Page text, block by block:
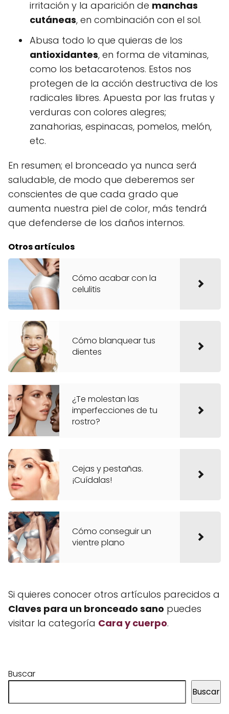
irritación y la aparición de manchas
cutáneas, en combinación con el sol.
Abusa todo lo que quieras de los
antioxidantes, en forma de vitaminas,
como los betacarotenos. Estos nos
protegen de la acción destructiva de los
radicales libres. Apuesta por las frutas y
verduras con colores alegres;
zanahorias, espinacas, pomelos, melón,
etc.
En resumen; el bronceado ya nunca será
saludable, de modo que deberemos ser
conscientes de que cada grado que
aumenta nuestra piel de color, más tendrá
que defenderse de los daños internos.
Otros artículos
Cómo acabar con la
celulitis
Cómo blanquear tus
dientes
¿Te molestan las
imperfecciones de tu
rostro?
Cejas y pestañas.
¡Cuídalas!
Cómo conseguir un
vientre plano
Si quieres conocer otros artículos parecidos a
Claves para un bronceado sano puedes
visitar la categoría Cara y cuerpo.
Buscar
Buscar